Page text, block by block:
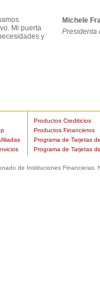
Mi puerta
y
Michele
Presidenta
Productos Crediticios
Productos Financieros
Programa de Tarjetas
Programa de Tarjetas
de Instituciones Financieras.